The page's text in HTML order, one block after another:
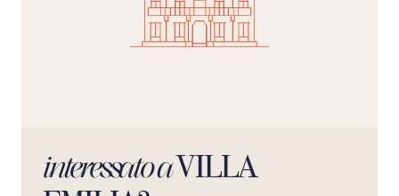
interessato aVILLA